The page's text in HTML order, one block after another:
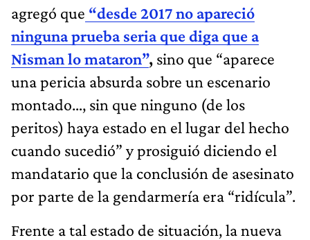
agregó que “desde 2017 no apareció
ninguna prueba seria que diga que a
Nisman lo mataron”, sino que “aparece
una pericia absurda sobre un escenario
montado…, sin que ninguno (de los
peritos) haya estado en el lugar del hecho
cuando sucedió” y prosiguió diciendo el
mandatario que la conclusión de asesinato
por parte de la gendarmería era “ridícula”.
Frente a tal estado de situación, la nueva